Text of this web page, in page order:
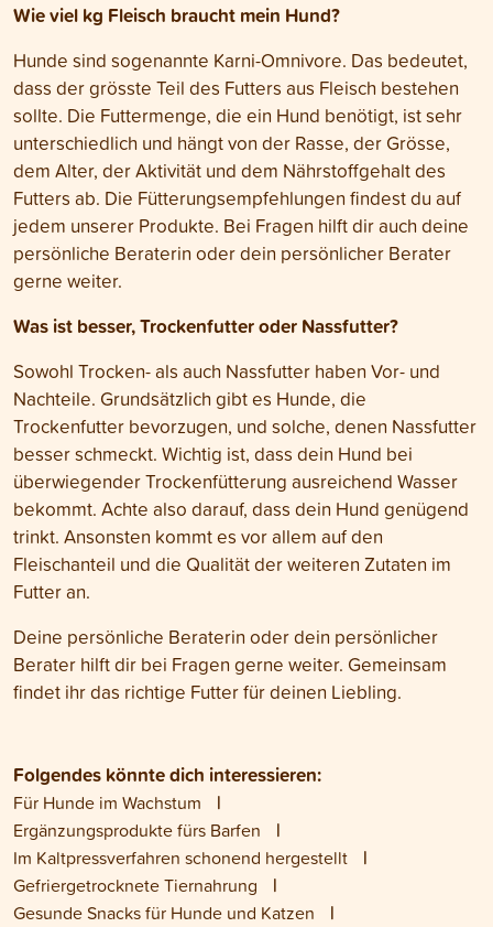
Wie viel kg Fleisch braucht mein Hund?
Hunde sind sogenannte Karni-Omnivore. Das bedeutet,
dass der grösste Teil des Futters aus Fleisch bestehen
sollte. Die Futtermenge, die ein Hund benötigt, ist sehr
unterschiedlich und hängt von der Rasse, der Grösse,
dem Alter, der Aktivität und dem Nährstoffgehalt des
Futters ab. Die Fütterungsempfehlungen findest du auf
jedem unserer Produkte. Bei Fragen hilft dir auch deine
persönliche Beraterin oder dein persönlicher Berater
gerne weiter.
Was ist besser, Trockenfutter oder Nassfutter?
Sowohl Trocken- als auch Nassfutter haben Vor- und
Nachteile. Grundsätzlich gibt es Hunde, die
Trockenfutter bevorzugen, und solche, denen Nassfutter
besser schmeckt. Wichtig ist, dass dein Hund bei
überwiegender Trockenfütterung ausreichend Wasser
bekommt. Achte also darauf, dass dein Hund genügend
trinkt. Ansonsten kommt es vor allem auf den
Fleischanteil und die Qualität der weiteren Zutaten im
Futter an.
Deine persönliche Beraterin oder dein persönlicher
Berater hilft dir bei Fragen gerne weiter. Gemeinsam
findet ihr das richtige Futter für deinen Liebling.
Folgendes könnte dich interessieren:
Für Hunde im Wachstum
Ergänzungsprodukte fürs Barfen
Im Kaltpressverfahren schonend hergestellt
Gefriergetrocknete Tiernahrung
Gesunde Snacks für Hunde und Katzen